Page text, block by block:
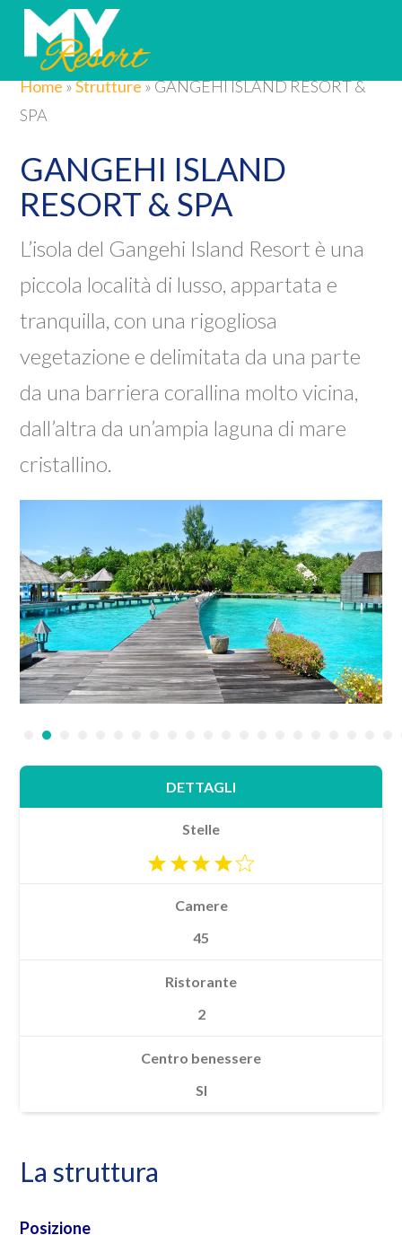
Home»Strutture»GANGEHI ISLAND RESORT &
SPA
GANGEHI ISLAND
RESORT & SPA
L’isola del Gangehi Island Resort è una
piccola località di lusso, appartata e
tranquilla, con una rigogliosa
vegetazione e delimitata da una parte
da una barriera corallina molto vicina,
dall’altra da un’ampia laguna di mare
cristallino.
•
DETTAGLI
Stelle
Camere
45
Ristorante
2
Centro benessere
SI
La struttura
Posizione